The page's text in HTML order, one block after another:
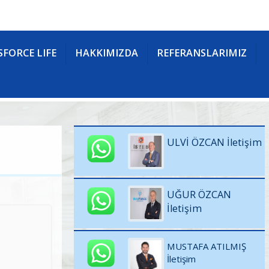
LIFE HAKKIMIZDA REFERANSLARIMIZ
ULVİ ÖZCAN İletişim
UĞUR ÖZCAN
İletişim
MUSTAFA ATILMIŞ
İletişim